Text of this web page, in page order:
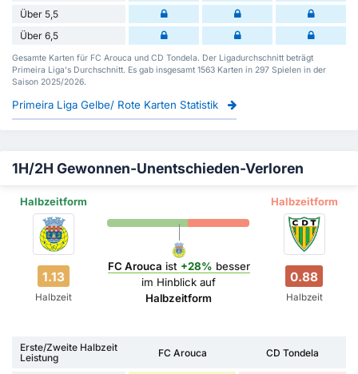
Über 5,5
Über 6,5
Gesamte Karten für FC Arouca und CD Tondela. Der Ligadurchschnitt beträgt
Primeira Liga's Durchschnitt. Es gab insgesamt 1563 Karten in 297 Spielen in der
Saison 2025/2026.
Primeira Liga Gelbe/ Rote Karten Statistik
1H/2H Gewonnen-Unentschieden-Verloren
Halbzeitform Halbzeitform
1.13
Halbzeit
FC Arouca ist +28% besser
im Hinblick auf
Halbzeitform
0.88
Halbzeit
Erste/Zweite Halbzeit
Leistung
FC Arouca CD Tondela